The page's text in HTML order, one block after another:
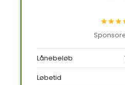
Lånebeløb
Løbetid